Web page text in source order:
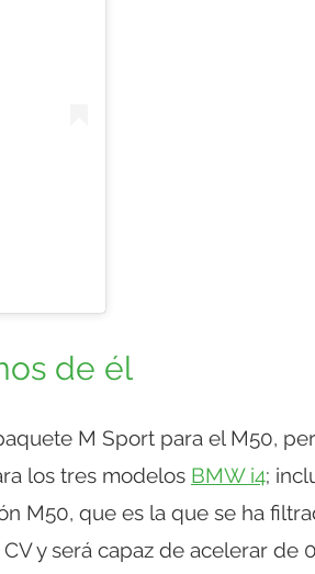
de él
M Sport para el M50,
los tres modelos BMW i4;
M50, que es la que se ha
y será capaz de acelerar de